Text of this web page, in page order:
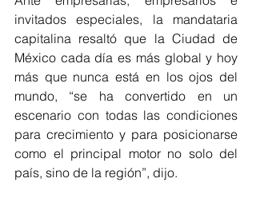
invitados especiales, la mandataria
capitalina resaltó que la Ciudad de
México cada día es más global y hoy
más que nunca está en los ojos del
mundo, “se ha convertido en un
escenario con todas las condiciones
para crecimiento y para posicionarse
como el principal motor no solo del
país, sino de la región”, dijo.